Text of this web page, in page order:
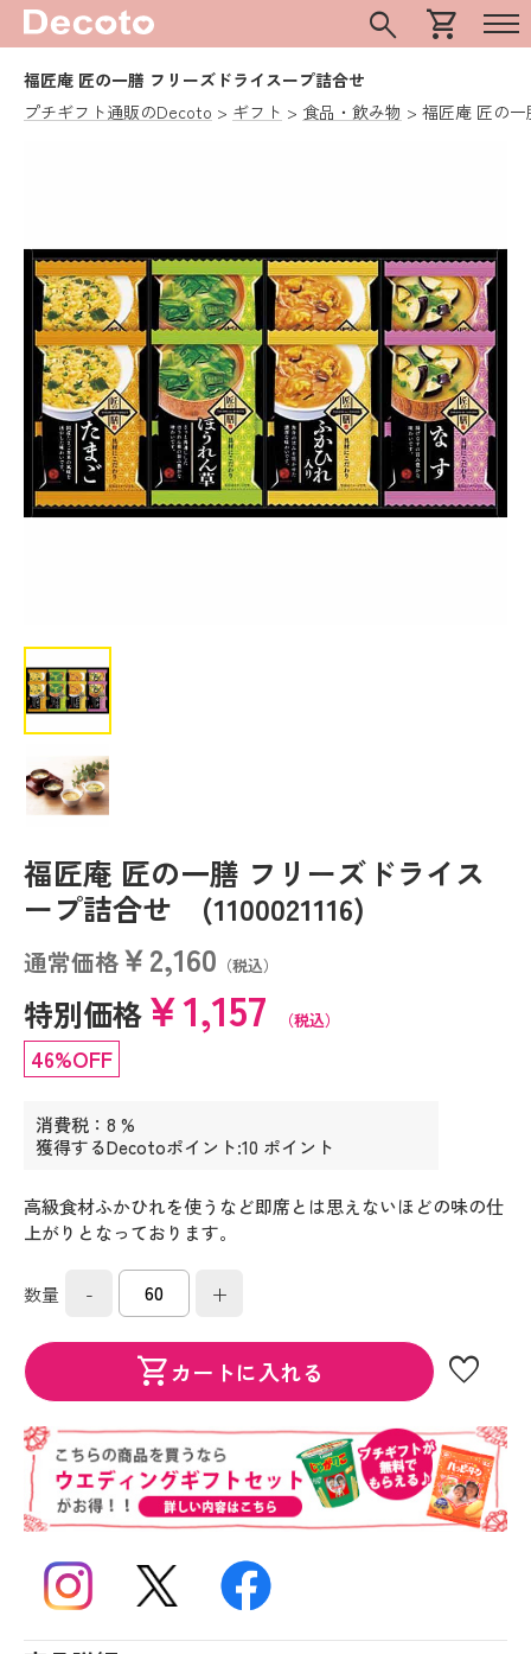
search shopping_cart
福匠庵 匠の一膳 フリーズドライスープ詰合せ
プチギフト通販のDecoto
ギフト 食品・飲み物 福匠庵 匠の
福匠庵 匠の一膳 フリーズドライス
ープ詰合せ (1100021116)
通常価格￥2,160 （税込）
特別価格￥1,157 （税込）
46%OFF
消費税：8 %
獲得するDecotoポイント:10 ポイント
高級食材ふかひれを使うなど即席とは思えないほどの味の仕
上がりとなっております。
数量 - +
shopping_cartカートに入れる favorite